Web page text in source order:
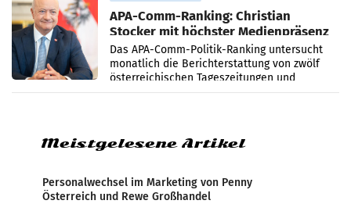
APA-Comm-Ranking: Christian
Stocker mit höchster Medienpräsenz
im Juli
Das APA-Comm-Politik-Ranking untersucht
monatlich die Berichterstattung von zwölf
österreichischen Tageszeitungen und
analysiert, welche Politikerinnen und
Meistgelesene Artikel
Personalwechsel im Marketing von Penny
Österreich und Rewe Großhandel